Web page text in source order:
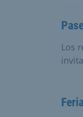
Los